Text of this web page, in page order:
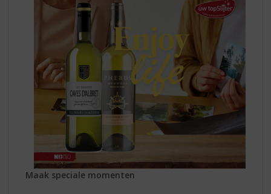
Maak speciale momenten